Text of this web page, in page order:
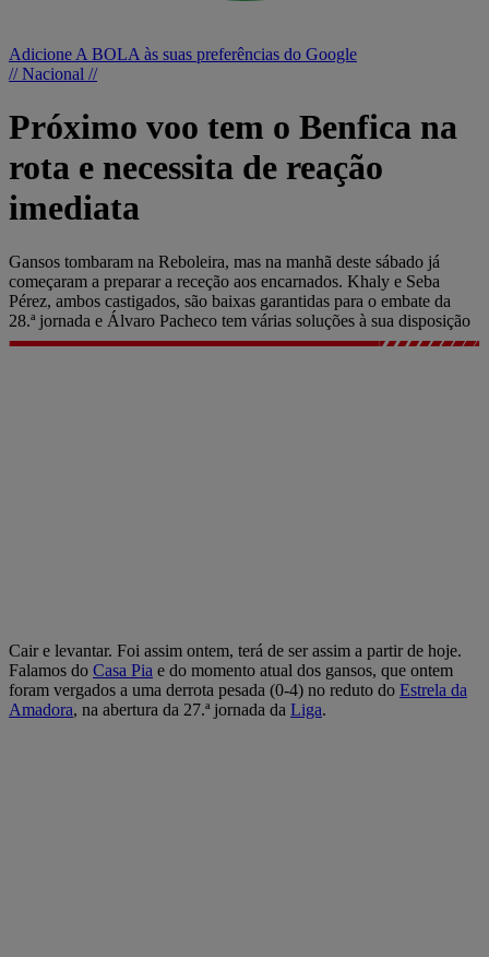
Adicione A BOLA às suas preferências do Google
// Nacional //
Próximo voo tem o Benfica na
rota e necessita de reação
imediata
Gansos tombaram na Reboleira, mas na manhã deste sábado já
começaram a preparar a receção aos encarnados. Khaly e Seba
Pérez, ambos castigados, são baixas garantidas para o embate da
28.ª jornada e Álvaro Pacheco tem várias soluções à sua disposição
Cair e levantar. Foi assim ontem, terá de ser assim a partir de hoje.
Falamos do Casa Pia e do momento atual dos gansos, que ontem
foram vergados a uma derrota pesada (0-4) no reduto do Estrela da
Amadora, na abertura da 27.ª jornada da Liga.